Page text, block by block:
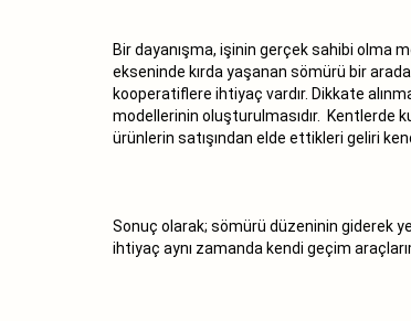
Bir dayanışma, işinin gerçek sahibi olma
ekseninde kırda yaşanan sömürü bir
kooperatiflere ihtiyaç vardır. Dikkate
modellerinin oluşturulmasıdır. Kentlerde
ürünlerin satışından elde ettikleri geliri
Sonuç olarak; sömürü düzeninin giderek
ihtiyaç aynı zamanda kendi geçim